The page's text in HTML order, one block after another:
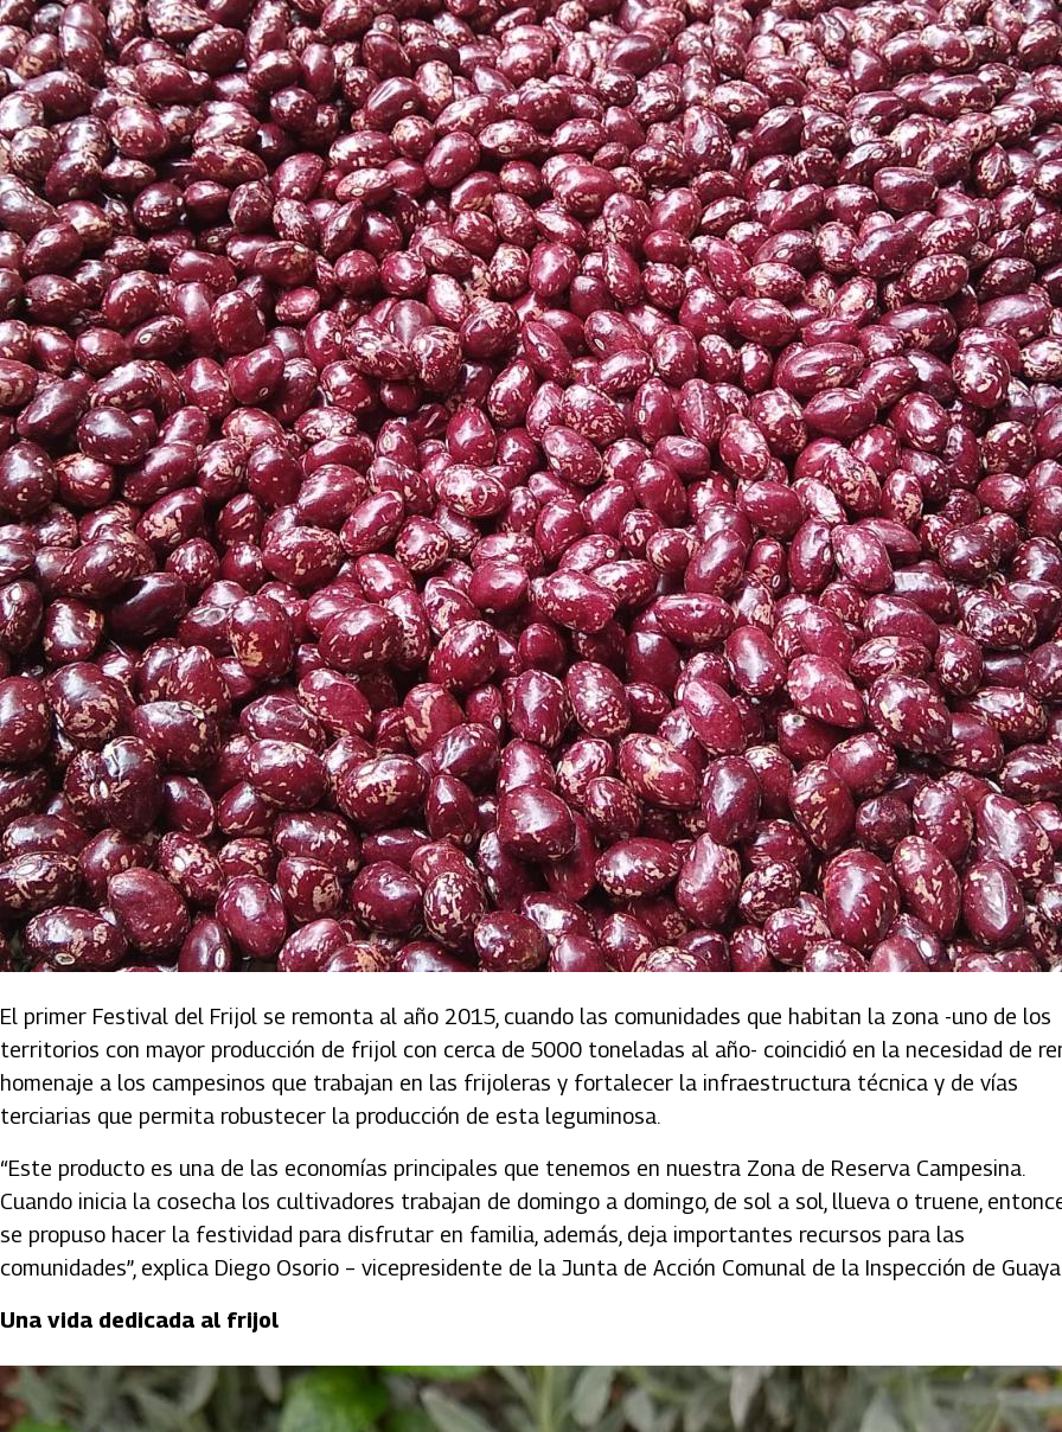
El primer Festival del Frijol se remonta al año 2015, cuando las comunidades que habitan la zona -uno de los
territorios con mayor producción de frijol con cerca de 5000 toneladas al año- coincidió en la necesidad de
homenaje a los campesinos que trabajan en las frijoleras y fortalecer la infraestructura técnica y de vías
terciarias que permita robustecer la producción de esta leguminosa.
“Este producto es una de las economías principales que tenemos en nuestra Zona de Reserva Campesina.
Cuando inicia la cosecha los cultivadores trabajan de domingo a domingo, de sol a sol, llueva o truene,
se propuso hacer la festividad para disfrutar en familia, además, deja importantes recursos para las
comunidades”, explica Diego Osorio – vicepresidente de la Junta de Acción Comunal de la Inspección de
Una vida dedicada al frijol